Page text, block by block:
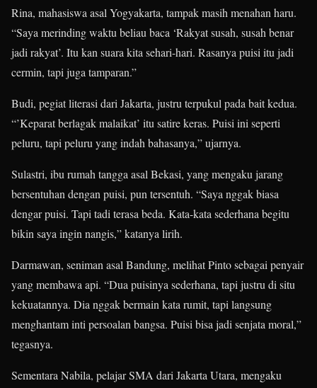
Rina, mahasiswa asal Yogyakarta, tampak masih menahan haru.
“Saya merinding waktu beliau baca ‘Rakyat susah, susah benar
jadi rakyat’. Itu kan suara kita sehari-hari. Rasanya puisi itu jadi
cermin, tapi juga tamparan.”
Budi, pegiat literasi dari Jakarta, justru terpukul pada bait kedua.
“’Keparat berlagak malaikat’ itu satire keras. Puisi ini seperti
peluru, tapi peluru yang indah bahasanya,” ujarnya.
Sulastri, ibu rumah tangga asal Bekasi, yang mengaku jarang
bersentuhan dengan puisi, pun tersentuh. “Saya nggak biasa
dengar puisi. Tapi tadi terasa beda. Kata-kata sederhana begitu
bikin saya ingin nangis,” katanya lirih.
Darmawan, seniman asal Bandung, melihat Pinto sebagai penyair
yang membawa api. “Dua puisinya sederhana, tapi justru di situ
kekuatannya. Dia nggak bermain kata rumit, tapi langsung
menghantam inti persoalan bangsa. Puisi bisa jadi senjata moral,”
tegasnya.
Sementara Nabila, pelajar SMA dari Jakarta Utara, mengaku